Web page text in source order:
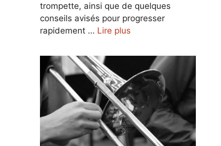
trompette, ainsi que de quelques
conseils avisés pour progresser
rapidement … Lire plus